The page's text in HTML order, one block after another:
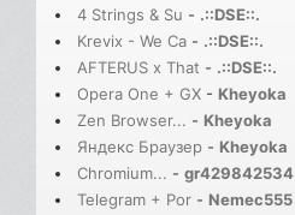
4 Strings & Su - .::DSE::.
Krevix - We Ca - .::DSE::.
AFTERUS x That - .::DSE::.
Opera One + GX - Kheyoka
Zen Browser... - Kheyoka
Яндекс Браузер - Kheyoka
Chromium... - gr429842534
Telegram + Por - Nemec555